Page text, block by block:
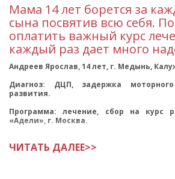
Мама 14 лет борется за
сына посвятив всю себя.
оплатить важный курс
каждый раз дает много
Андреев Ярослав, 14 лет, г. Медынь,
Диагноз: ДЦП, задержка
развития.
Программа: лечение, сбор на курс
«Адели», г. Москва.
ЧИТАТЬ ДАЛЕЕ>>